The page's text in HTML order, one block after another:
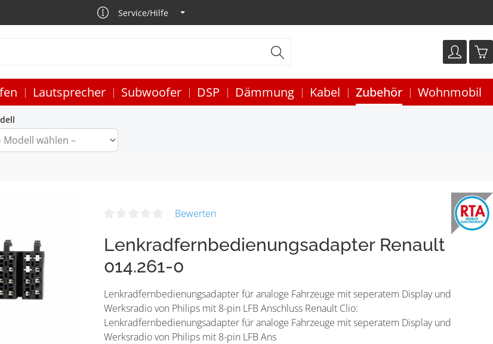
Service/Hilfe
Lautsprecher Subwoofer DSP Dämmung Kabel Zubehör Wohnmobil
Bewerten
Lenkradfernbedienungsadapter Renault
014.261-0
Lenkradfernbedienungsadapter für analoge Fahrzeuge mit seperatem Display und
Werksradio von Philips mit 8-pin LFB Anschluss Renault Clio:
Lenkradfernbedienungsadapter für analoge Fahrzeuge mit seperatem Display und
Werksradio von Philips mit 8-pin LFB Ans